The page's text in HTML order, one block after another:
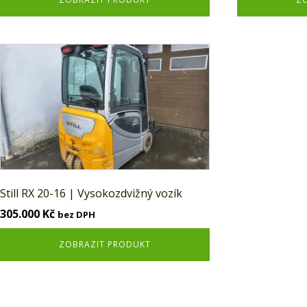
Still RX 20-16 | Vysokozdvižný vozík
305.000 Kč bez DPH
ZOBRAZIT PRODUKT